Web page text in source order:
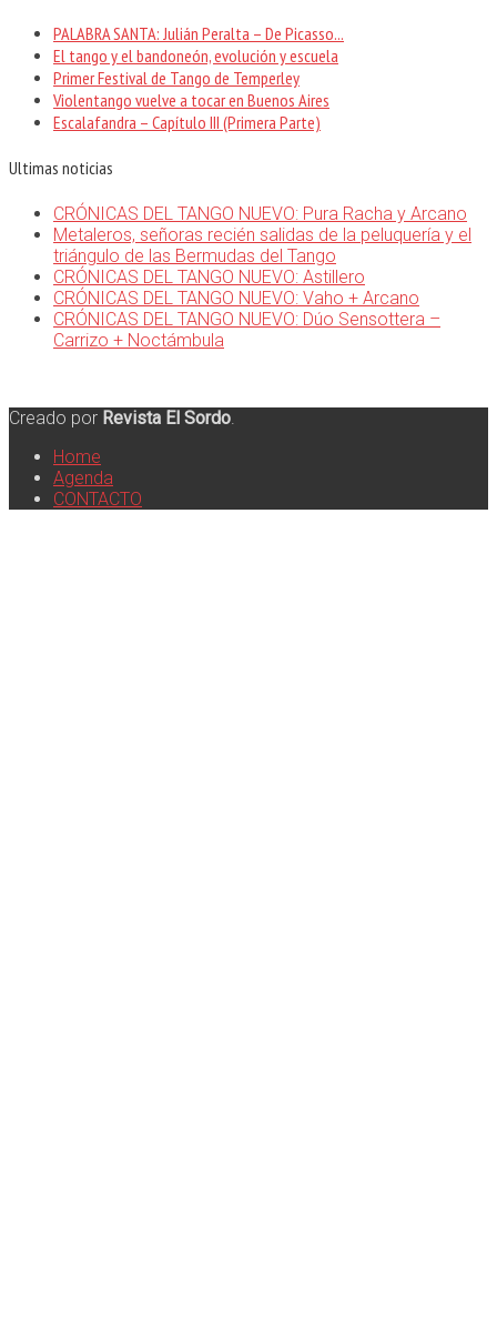
PALABRA SANTA: Julián Peralta – De Picasso...
El tango y el bandoneón, evolución y escuela
Primer Festival de Tango de Temperley
Violentango vuelve a tocar en Buenos Aires
Escalafandra – Capítulo III (Primera Parte)
Ultimas noticias
CRÓNICAS DEL TANGO NUEVO: Pura Racha y Arcano
Metaleros, señoras recién salidas de la peluquería y el
triángulo de las Bermudas del Tango
CRÓNICAS DEL TANGO NUEVO: Astillero
CRÓNICAS DEL TANGO NUEVO: Vaho + Arcano
CRÓNICAS DEL TANGO NUEVO: Dúo Sensottera –
Carrizo + Noctámbula
Creado por Revista El Sordo
Home
Agenda
CONTACTO